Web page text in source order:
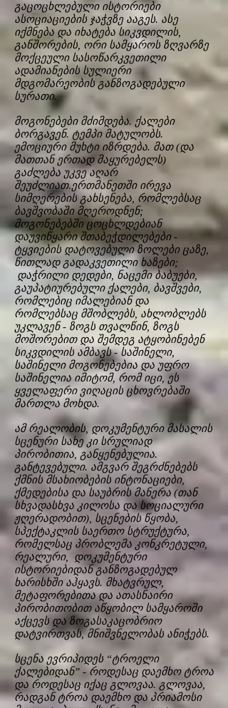
გაცოცხლებული ისტორიები
ასოციაციების ჯაჭვზე ააგეს. ასე
იქმნება და იხატება სიკვდილის,
განშორების, ორი სამყაროს ზღვარზე
მოქცეული სასოწარკვეთილი
ადამიანების სულიერი
მდგომარეობის განზოგადებული
სურათი.
მოგონებები მძიმდება. ქალები
ბორგავენ. ტემპი მატულობს.
ემოციური მუხტი იზრდება. მათ (და
მათთან ერთად მაყურებელს)
გაძლება უკვე აღარ
შეუძლიათ.ერთმანეთში ირევა
სიმღერების გახსენება, რომლებსაც
ბავშვობაში მღეროდნენ;
მოგონებებში ცოცხლდებიან
დაუვიწყარი შთაბეჭდილებები -
ტყვიების დატოვებული ზოლები ცაზე,
წითლად გადაკვეთილი ხაზები;
დაჭრილი დედები, ნაცემი ბაბუები,
გაუპატიურებული ქალები, ბავშვები,
რომლებიც იმალებიან და
რომლებსაც მშობლებს, ახლობლებს
უკლავენ - ზოგს თვალწინ, ზოგს
მოშორებით და შემდეგ ატყობინებენ
სიკვდილის ამბავს - საშინელი,
საშინელი მოგონებებია და უფრო
საშინელია იმიტომ, რომ იცი, ეს
ყველაფერი ვიღაცის ცხოვრებაში
მართლა მოხდა.
ამ რეალობის, დოკუმენტური მასალის
სცენური სახე კი სრულიად
პირობითია, განყენებულია.
განტევებული. ამგვარ შეგრძნებებს
ქმნის მსახიობების ინტონაციები,
ქმედებისა და საუბრის მანერა (თან
სხვადასხვა კილოსა და სოციალური
ჟღერადობით), სცენების წყობა,
სპექტაკლის საერთო სტრუქტურა,
რომელსაც პრობლემა კონკრეტული,
რეალური, დოკუმენტური
ისტორიებიდან განზოგადებულ
ხარისხში აჰყავს. მხატვრულ,
მეტაფორებითა და ათასნაირი
პირობითობით აწყობილ სამყაროში
აქცევს და ზოგასაკაცობრიო
დატვირთვას, მნიშვნელობას ანიჭებს.
სცენა ევრიპიდეს “ტროელი
ქალებიდან” - როდესაც დაემხო ტროა
და როდესაც იქაც გლოვაა. გლოვაა,
რადგან ტროა დაემხო და პრიამოსი